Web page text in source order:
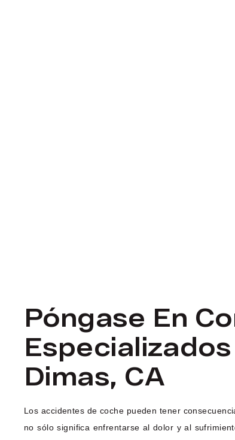
Póngase En
Dimas, CA
Los accidentes de coche pueden tener
no sólo significa enfrentarse al dolor y al